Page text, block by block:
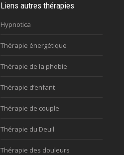
Liens autres thérapies
Hypnotica
Thérapie énergétique
Thérapie de la phobie
Thérapie d’enfant
Thérapie de couple
Thérapie du Deuil
Thérapie des douleurs